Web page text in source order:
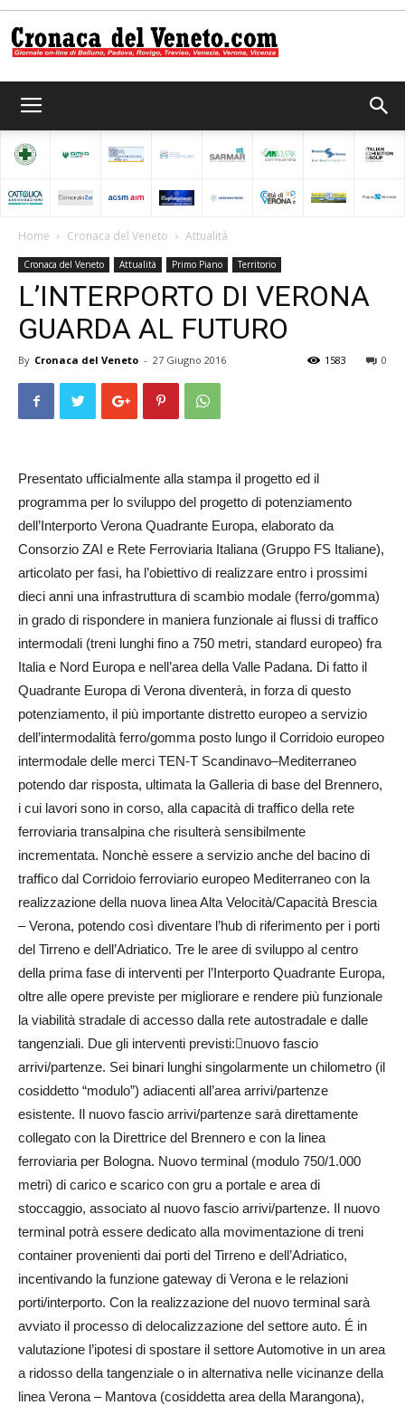
del
Veneto
Home Cronaca del Veneto Attualità
Cronaca del Veneto Attualità Primo Piano Territorio
L’INTERPORTO DI VERONA
GUARDA AL FUTURO
By Cronaca del Veneto - 27 Giugno 2016 0
1583
Presentato ufficialmente alla stampa il progetto ed il
programma per lo sviluppo del progetto di potenziamento
dell’Interporto Verona Quadrante Europa, elaborato da
Consorzio ZAI e Rete Ferroviaria Italiana (Gruppo FS Italiane),
articolato per fasi, ha l’obiettivo di realizzare entro i prossimi
dieci anni una infrastruttura di scambio modale (ferro/gomma)
in grado di rispondere in maniera funzionale ai flussi di traffico
intermodali (treni lunghi fino a 750 metri, standard europeo) fra
Italia e Nord Europa e nell’area della Valle Padana. Di fatto il
Quadrante Europa di Verona diventerà, in forza di questo
potenziamento, il più importante distretto europeo a servizio
dell’intermodalità ferro/gomma posto lungo il Corridoio europeo
intermodale delle merci TEN-T Scandina­vo–Mediter­raneo
potendo dar risposta, ultimata la Galleria di base del Brennero,
i cui lavori sono in corso, alla capacità di traffico della rete
ferroviaria transalpina che risulterà sensibilmente
incrementata. Nonchè essere a servizio anche del bacino di
traffico dal Corridoio ferroviario europeo Mediterraneo con la
realizzazione della nuova linea Alta Velocità/Capacità Brescia
– Verona, potendo così diventare l’hub di riferimento per i porti
del Tirreno e dell’Adriatico. Tre le aree di sviluppo al centro
della prima fase di interventi per l’Interporto Quadrante Europa,
oltre alle opere previste per migliorare e rendere più funzionale
la viabilità stradale di accesso dalla rete autostradale e dalle
tangenziali. Due gli interventi previsti:nuovo fascio
arrivi/partenze. Sei binari lunghi singolarmente un chilometro (il
cosiddetto “modulo”) adiacenti all’area arrivi/partenze
esistente. Il nuovo fascio arrivi/partenze sarà direttamente
collegato con la Direttrice del Brennero e con la linea
ferroviaria per Bologna. Nuovo terminal (modulo 750/1.000
metri) di carico e scarico con gru a portale e area di
stoccaggio, associato al nuovo fascio arrivi/partenze. Il nuovo
terminal potrà essere dedicato alla movimentazione di treni
container provenienti dai porti del Tirreno e dell’Adriatico,
incentivando la funzione gateway di Verona e le relazioni
porti/interporto. Con la realizzazione del nuovo terminal sarà
avviato il processo di delocalizzazione del settore auto. É in
valutazione l’ipotesi di spostare il settore Automotive in un area
a ridosso della tangenziale o in alternativa nelle vicinanze della
linea Verona – Mantova (cosiddetta area della Marangona),